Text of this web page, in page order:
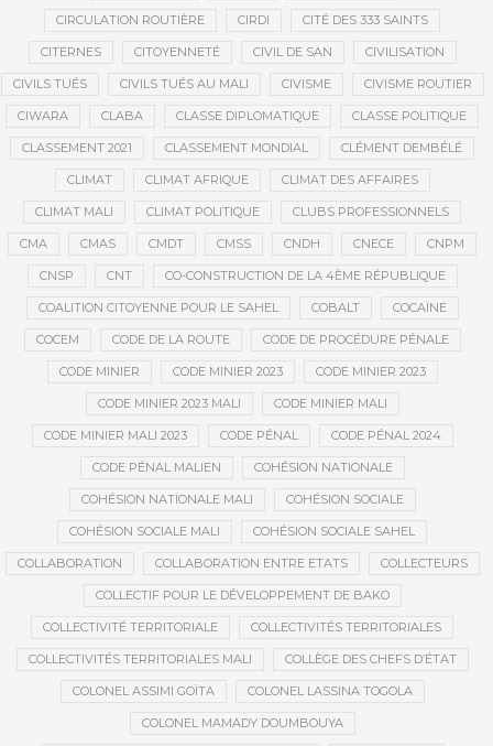
CIRCULATION ROUTIÈRE CIRDI CITÉ DES 333 SAINTS
CITERNES CITOYENNETÉ CIVIL DE SAN CIVILISATION
CIVILS TUÉS CIVILS TUÉS AU MALI CIVISME CIVISME ROUTIER
CIWARA CLABA CLASSE DIPLOMATIQUE CLASSE POLITIQUE
CLASSEMENT 2021 CLASSEMENT MONDIAL CLÉMENT DEMBÉLÉ
CLIMAT CLIMAT AFRIQUE CLIMAT DES AFFAIRES
CLIMAT MALI CLIMAT POLITIQUE CLUBS PROFESSIONNELS
CMA CMAS CMDT CMSS CNDH CNECE CNPM
CNSP CNT CO-CONSTRUCTION DE LA 4ÈME RÉPUBLIQUE
COALITION CITOYENNE POUR LE SAHEL COBALT COCAÏNE
COCEM CODE DE LA ROUTE CODE DE PROCÉDURE PÉNALE
CODE MINIER CODE MINIER 2023 CODE MINIER 2023
CODE MINIER 2023 MALI CODE MINIER MALI
CODE MINIER MALI 2023 CODE PÉNAL CODE PÉNAL 2024
CODE PÉNAL MALIEN COHÉSION NATIONALE
COHÉSION NATIONALE MALI COHÉSION SOCIALE
COHÉSION SOCIALE MALI COHÉSION SOCIALE SAHEL
COLLABORATION COLLABORATION ENTRE ETATS COLLECTEURS
COLLECTIF POUR LE DÉVELOPPEMENT DE BAKO
COLLECTIVITÉ TERRITORIALE COLLECTIVITÉS TERRITORIALES
COLLECTIVITÉS TERRITORIALES MALI COLLÈGE DES CHEFS D’ÉTAT
COLONEL ASSIMI GOÏTA COLONEL LASSINA TOGOLA
COLONEL MAMADY DOUMBOUYA